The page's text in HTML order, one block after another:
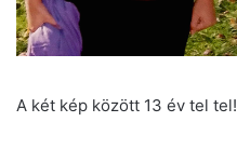
A két kép között 13 év tel tel!